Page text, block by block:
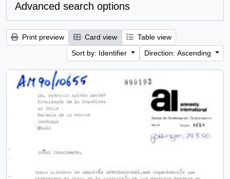
Advanced search options
Print preview Card view
Table view
Sort by: Identifier
Direction: Ascending